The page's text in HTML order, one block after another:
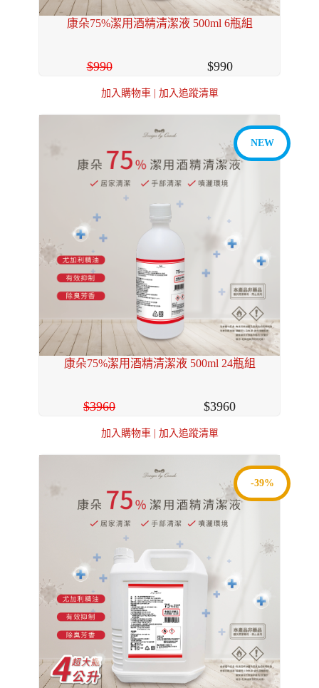
康朵75%潔用酒精清潔液 500ml 6瓶組
990 990
加入購物車 | 加入追蹤清單
NEW
康朵75%潔用酒精清潔液 500ml 24瓶組
3960 3960
加入購物車 | 加入追蹤清單
-39%